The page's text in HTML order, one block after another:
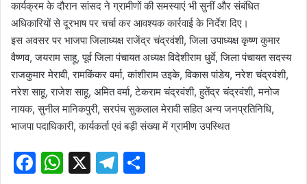
कार्यक्रम के दौरान सांसद ने ग्रामीणों की समस्याएं भी सुनीं और संबंधित
अधिकारियों से दूरभाष पर चर्चा कर आवश्यक कार्रवाई के निर्देश दिए।
इस अवसर पर भाजपा जिलाध्यक्ष राजेंद्र चंद्रवंशी, जिला उपाध्यक्ष कृष्ण कुमार
वैष्णव, जयराम साहू, पूर्व जिला पंचायत अध्यक्ष विदेशीराम धुर्वे, जिला पंचायत सदस्य
राजकुमार मेरावी, रामकिंकर वर्मा, कांशीराम उइके, विकास पांडेय, नरेश चंद्रवंशी,
नरेश साहू, राजेश साहू, अमित वर्मा, टेकराम चंद्रवंशी, हुतेंद्र चंद्रवंशी, मनोज
नायक, सुनील मानिकपुरी, सरपंच सुकलाल मेरावी सहित अन्य जनप्रतिनिधि,
भाजपा पदाधिकारी, कार्यकर्ता एवं बड़ी संख्या में ग्रामीण उपस्थित
F
W X
T